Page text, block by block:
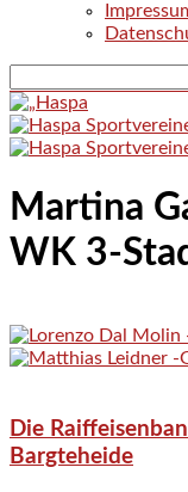
Martina
WK 3-
Die
Bargteheide